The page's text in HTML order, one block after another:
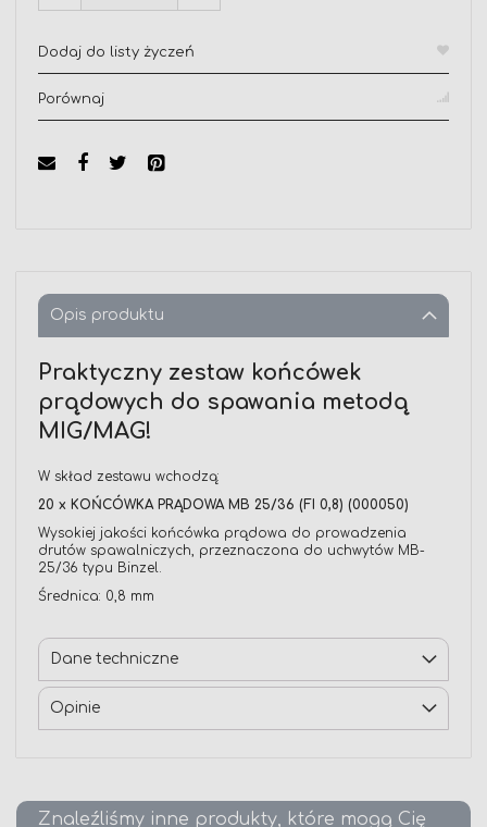
Dodaj do listy życzeń
Porównaj
Opis produktu
Praktyczny zestaw końcówek
prądowych do spawania metodą
MIG/MAG!
W skład zestawu wchodzą:
20 x KOŃCÓWKA PRĄDOWA MB 25/36 (FI 0,8) (000050)
Wysokiej jakości końcówka prądowa do prowadzenia
drutów spawalniczych, przeznaczona do uchwytów MB-
25/36 typu Binzel.
Średnica: 0,8 mm
Dane techniczne
Opinie
Znaleźliśmy inne produkty, które mogą Cię